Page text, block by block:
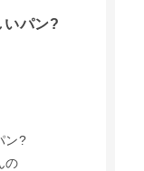
いパン?
ン?
の